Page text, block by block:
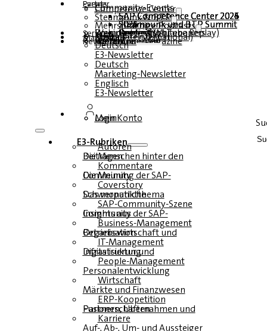
Partner
EventsCommunity-Events
Competence Center
SAP Competence Center 2026
SAP Competence Center 2025
SAP Competence Center 2024
SAP Competence Center 2023
Steampunk & BTP
Steampunk und BTP Summit 2026
Steampunk und BTP Summit 2025
Steampunk und BTP Summit 2024
Mehrsprachige Podcasts
Deutsch
Englisch
Spanisch
Französisch
Roundtables (YouTube Replay)
Webinare und Whitepapers
Service
Formulare
Kontakt
Mediadaten DACH
Media Kit (International)
Magazin
hier abonnieren
für Abonnenten
kostenfreie Magazine
Newsletter
Deutsch
E3-Newsletter
Deutsch
Marketing-Newsletter
Englisch
E3-Newsletter
Login
Mein Konto
E3-Rubriken
Autoren
Die Menschen hinter den Beiträgen
Kommentare
Die Meinung der SAP-Community
Coverstory
Das monatliche Schwerpunktthema
SAP-Community-Szene
Insights aus der SAP-Community
Business-Management
Betriebswirtschaft und Organisation
IT-Management
Infrastruktur und Digitalisierung
People-Management
Personalentwicklung
Wirtschaft
Märkte und Finanzwesen
ERP-Koopetition
Fusionen, Übernahmen und Partnerschaften
Karriere
Auf-, Ab-, Um- und Aussteiger